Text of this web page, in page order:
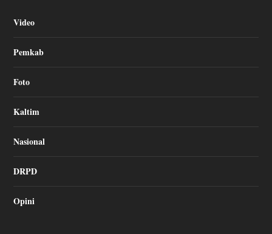
Video
Pemkab
Foto
Kaltim
Nasional
DRPD
Opini